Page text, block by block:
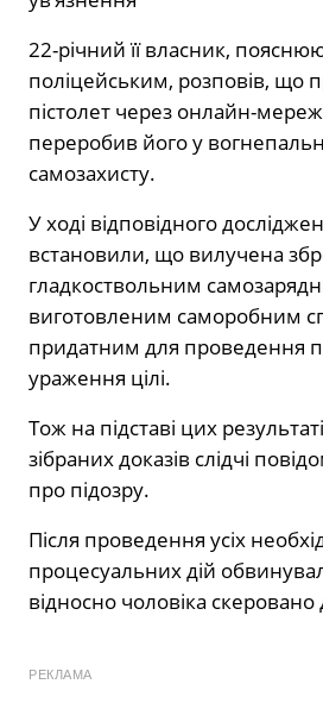
22-річний її власник,
поліцейським, розповів, що
пістолет через онлайн-
переробив його у
самозахисту.
У ході відповідного
встановили, що вилучена
гладкоствольним
виготовленим саморобним
придатним для проведення
ураження цілі.
Тож на підставі цих
зібраних доказів слідчі
про підозру.
Після проведення усіх
процесуальних дій
відносно чоловіка скеровано
РЕКЛАМА